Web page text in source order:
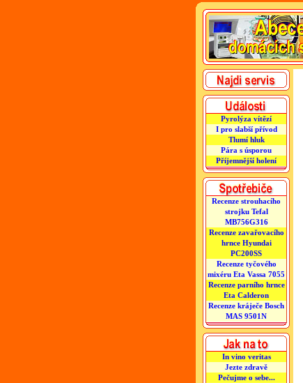
Pyrolýza vítězí
I pro slabší přívod
Tlumí hluk
Pára s úsporou
Příjemnější holení
Recenze strouhacího
strojku Tefal
MB756G316
Recenze zavařovacího
hrnce Hyundai
PC200SS
Recenze tyčového
mixéru Eta Vassa 7055
Recenze parního hrnce
Eta Calderon
Recenze kráječe Bosch
MAS 9501N
In vino veritas
Jezte zdravě
Pečujme o sebe...